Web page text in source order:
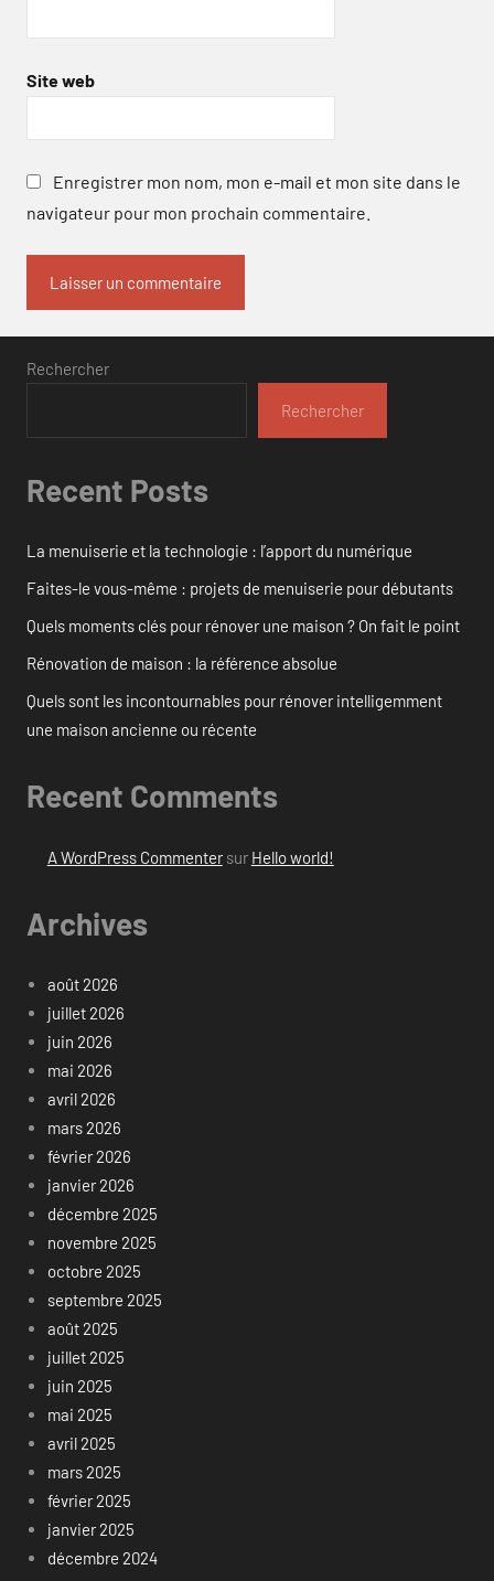
Site web
Enregistrer mon nom, mon e-mail et mon site dans le
navigateur pour mon prochain commentaire.
Rechercher
Rechercher
Recent Posts
La menuiserie et la technologie : l’apport du numérique
Faites-le vous-même : projets de menuiserie pour débutants
Quels moments clés pour rénover une maison ? On fait le point
Rénovation de maison : la référence absolue
Quels sont les incontournables pour rénover intelligemment
une maison ancienne ou récente
Recent Comments
A WordPress Commentersur Hello world!
Archives
août 2026
juillet 2026
juin 2026
mai 2026
avril 2026
mars 2026
février 2026
janvier 2026
décembre 2025
novembre 2025
octobre 2025
septembre 2025
août 2025
juillet 2025
juin 2025
mai 2025
avril 2025
mars 2025
février 2025
janvier 2025
décembre 2024